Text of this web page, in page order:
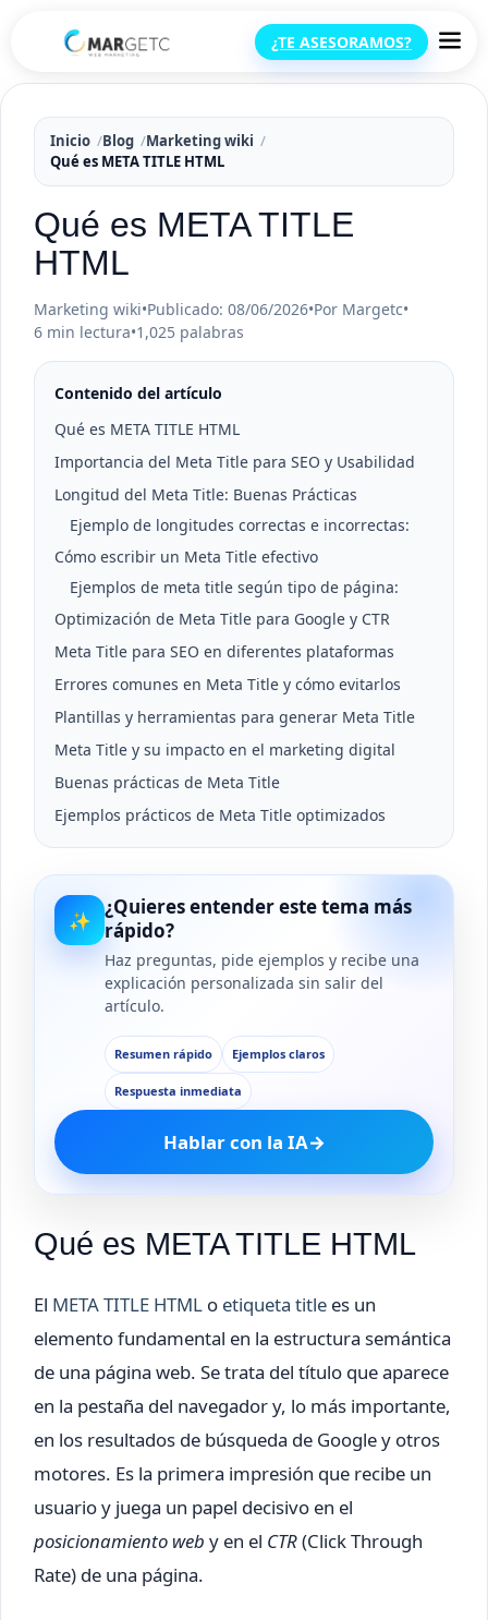
¿TE ASESORAMOS?
Inicio Blog
Marketing wiki
Qué es META TITLE HTML
Qué es META TITLE
HTML
Marketing wiki•Publicado: 08/06/2026•Por Margetc•
6 min lectura•1,025 palabras
Contenido del artículo
Qué es META TITLE HTML
Importancia del Meta Title para SEO y Usabilidad
Longitud del Meta Title: Buenas Prácticas
Ejemplo de longitudes correctas e incorrectas:
Cómo escribir un Meta Title efectivo
Ejemplos de meta title según tipo de página:
Optimización de Meta Title para Google y CTR
Meta Title para SEO en diferentes plataformas
Errores comunes en Meta Title y cómo evitarlos
Plantillas y herramientas para generar Meta Title
Meta Title y su impacto en el marketing digital
Buenas prácticas de Meta Title
Ejemplos prácticos de Meta Title optimizados
✨
¿Quieres entender este tema más
rápido?
Haz preguntas, pide ejemplos y recibe una
explicación personalizada sin salir del
artículo.
Resumen rápido Ejemplos claros
Respuesta inmediata
Hablar con la IA→
Qué es META TITLE HTML
El META TITLE HTML o etiqueta title es un
elemento fundamental en la estructura semántica
de una página web. Se trata del título que aparece
en la pestaña del navegador y, lo más importante,
en los resultados de búsqueda de Google y otros
motores. Es la primera impresión que recibe un
usuario y juega un papel decisivo en el
posicionamiento web y en el CTR(Click Through
Rate) de una página.